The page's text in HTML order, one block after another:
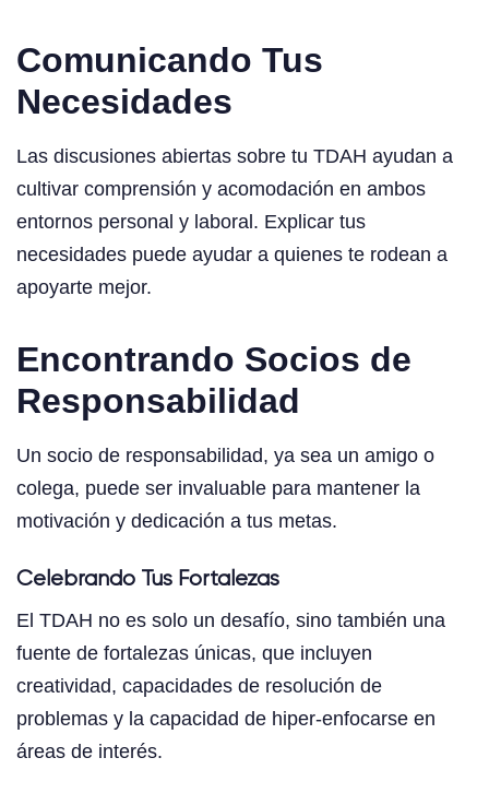
Comunicando Tus
Necesidades
Las discusiones abiertas sobre tu TDAH ayudan a
cultivar comprensión y acomodación en ambos
entornos personal y laboral. Explicar tus
necesidades puede ayudar a quienes te rodean a
apoyarte mejor.
Encontrando Socios de
Responsabilidad
Un socio de responsabilidad, ya sea un amigo o
colega, puede ser invaluable para mantener la
motivación y dedicación a tus metas.
Celebrando Tus Fortalezas
El TDAH no es solo un desafío, sino también una
fuente de fortalezas únicas, que incluyen
creatividad, capacidades de resolución de
problemas y la capacidad de hiper-enfocarse en
áreas de interés.